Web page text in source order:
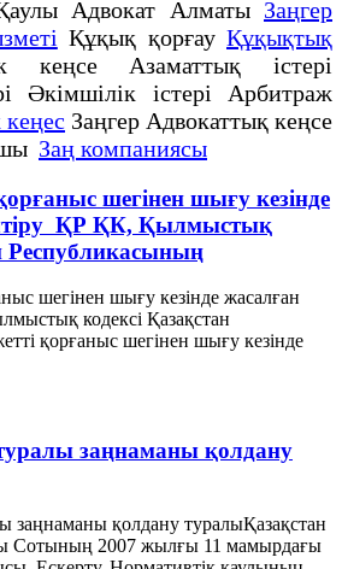
Адвокат Алматы Заңгер
Құқық қорғауҚұқықтық
кеңсе Азаматтық істері
Әкімшілік істері Арбитраж
кеңес Заңгер Адвокаттық кеңсе
Заң компаниясы
шегiнен шығу кезiнде
ҚР ҚК, Қылмыстық
Республикасының
шегiнен шығу кезiнде жасалған
кодексi Қазақстан
қорғаныс шегiнен шығу кезiнде
заңнаманы қолдану
заңнаманы қолдану туралыҚазақстан
Сотының 2007 жылғы 11 мамырдағы